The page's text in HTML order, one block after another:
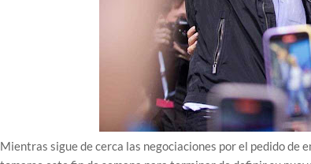
Mientras sigue de cerca las negociaciones por el pedido